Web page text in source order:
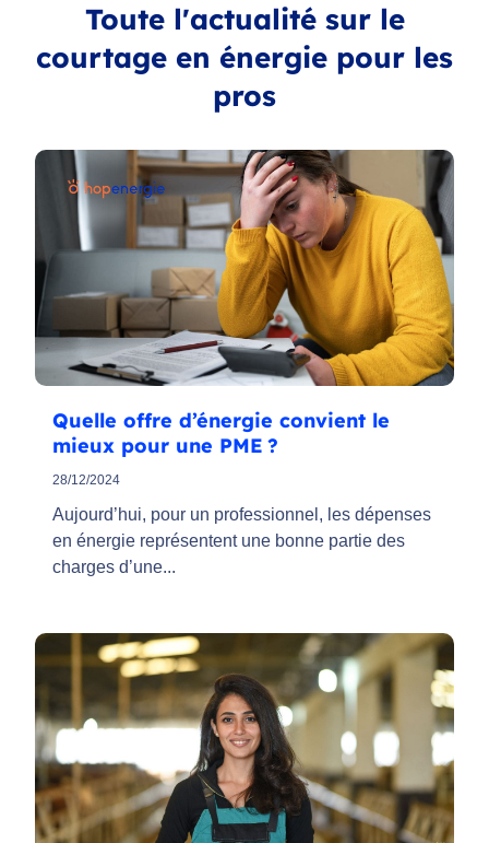
Toute l'actualité sur le
courtage en énergie pour les
pros
Quelle offre d’énergie convient le
mieux pour une PME ?
28/12/2024
Aujourd’hui, pour un professionnel, les dépenses
en énergie représentent une bonne partie des
charges d’une...